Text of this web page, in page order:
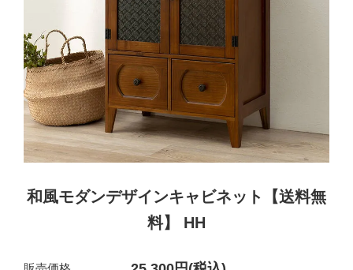
和風モダンデザインキャビネット【送料無
料】 HH